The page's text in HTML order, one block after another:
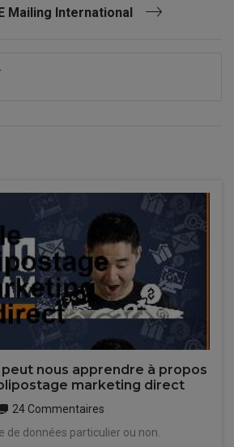
Mailing International
nous apprendre à propos
marketing direct
24 Commentaires
de données particulier ou non.